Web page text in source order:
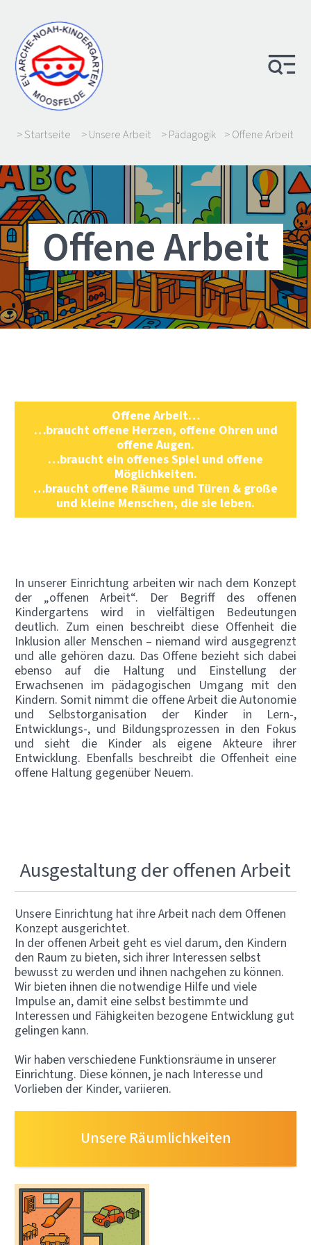
> Startseite > Unsere Arbeit > Pädagogik > Offene Arbeit
Offene Arbeit
Offene Arbeit…
…braucht offene Herzen, offene Ohren und
offene Augen.
…braucht ein offenes Spiel und offene
Möglichkeiten.
…braucht offene Räume und Türen & große
und kleine Menschen, die sie leben.
In unserer Einrichtung arbeiten wir nach dem Konzept
der „offenen Arbeit“. Der Begriff des offenen
Kindergartens wird in vielfältigen Bedeutungen
deutlich. Zum einen beschreibt diese Offenheit die
Inklusion aller Menschen – niemand wird ausgegrenzt
und alle gehören dazu. Das Offene bezieht sich dabei
ebenso auf die Haltung und Einstellung der
Erwachsenen im pädagogischen Umgang mit den
Kindern. Somit nimmt die offene Arbeit die Autonomie
und Selbstorganisation der Kinder in Lern-,
Entwicklungs-, und Bildungsprozessen in den Fokus
und sieht die Kinder als eigene Akteure ihrer
Entwicklung. Ebenfalls beschreibt die Offenheit eine
offene Haltung gegenüber Neuem.
Ausgestaltung der offenen Arbeit
Unsere Einrichtung hat ihre Arbeit nach dem Offenen
Konzept ausgerichtet.
In der offenen Arbeit geht es viel darum, den Kindern
den Raum zu bieten, sich ihrer Interessen selbst
bewusst zu werden und ihnen nachgehen zu können.
Wir bieten ihnen die notwendige Hilfe und viele
Impulse an, damit eine selbst bestimmte und
Interessen und Fähigkeiten bezogene Entwicklung gut
gelingen kann.
Wir haben verschiedene Funktionsräume in unserer
Einrichtung. Diese können, je nach Interesse und
Vorlieben der Kinder, variieren.
Unsere Räumlichkeiten